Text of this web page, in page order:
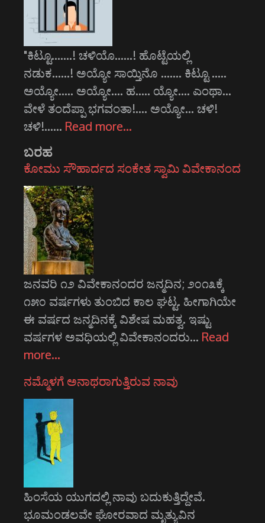
"ಕಿಟ್ಟೂ.......! ಚಳಿಯೊ......! ಹೊಟ್ಟೆಯಲ್ಲಿ
ನಡುಕ......! ಅಯ್ಯೋ ಸಾಯ್ತಿನೊ ....... ಕಿಟ್ಟೂ .....
ಅಯ್ಯೋ..... ಅಯ್ಯೋ.... ಹ..... ಯ್ಯೋ.... ಎಂಥಾ...
ವೇಳೆ ತಂದೆಪ್ಪಾ ಭಗವಂತಾ!.... ಅಯ್ಯೋ... ಚಳಿ!
ಚಳಿ!...… Read more…
ಬರಹ
ಕೋಮು ಸೌಹಾರ್ದದ ಸಂಕೇತ ಸ್ವಾಮಿ ವಿವೇಕಾನಂದ
ಜನವರಿ ೧೨ ವಿವೇಕಾನಂದರ ಜನ್ಮದಿನ; ೨೦೧೩ಕ್ಕೆ
೧೫೦ ವರ್ಷಗಳು ತುಂಬಿದ ಕಾಲ ಘಟ್ಟ. ಹೀಗಾಗಿಯೇ
ಈ ವರ್ಷದ ಜನ್ಮದಿನಕ್ಕೆ ವಿಶೇಷ ಮಹತ್ವ. ಇಷ್ಟು
ವರ್ಷಗಳ ಅವಧಿಯಲ್ಲಿ ವಿವೇಕಾನಂದರು… Read
more…
ನಮ್ಮೊಳಗೆ ಅನಾಥರಾಗುತ್ತಿರುವ ನಾವು
ಹಿಂಸೆಯ ಯುಗದಲ್ಲಿ ನಾವು ಬದುಕುತ್ತಿದ್ದೇವೆ.
ಭೂಮಂಡಲವೇ ಘೋರವಾದ ಮೃತ್ಯುವಿನ